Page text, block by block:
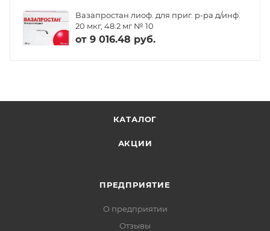
Вазапростан лиоф. для приг. р-ра д/инф.
20 мкг, 48.2 мг № 10
от 9 016.48 руб.
КАТАЛОГ
АКЦИИ
ПРЕДПРИЯТИЕ
О предприятии
Отзывы